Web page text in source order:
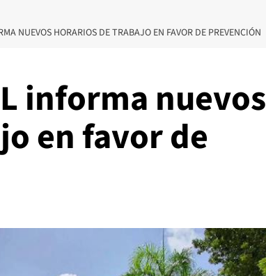
NUEVOS HORARIOS DE TRABAJO EN FAVOR DE PREVENCIÓN
informa nuevos
en favor de